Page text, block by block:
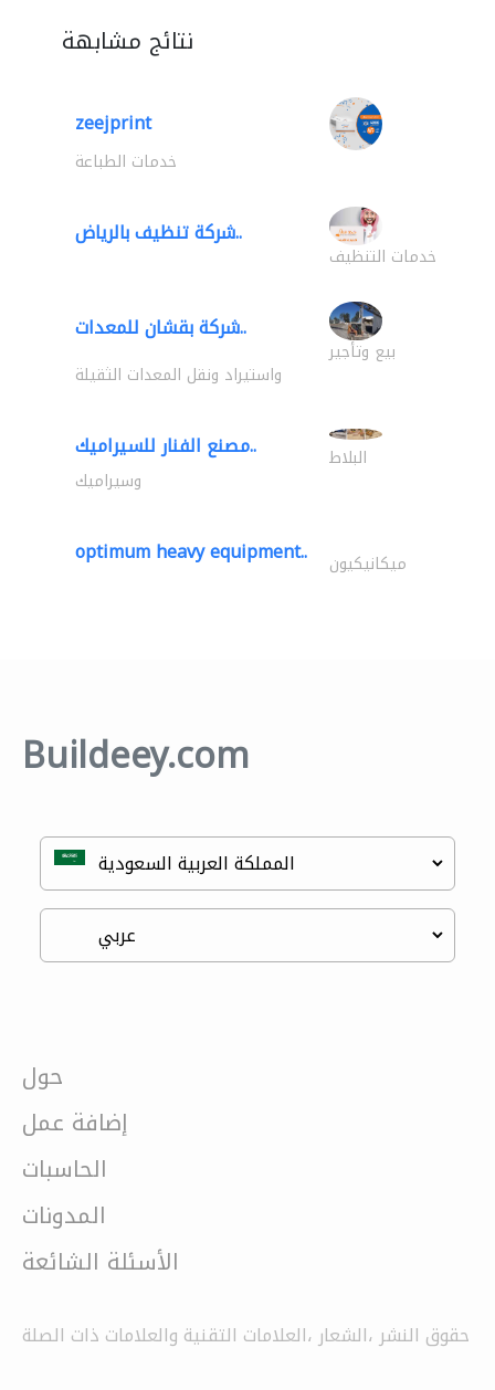
نتائج مشابهة
zeejprint
خدمات الطباعة
شركة تنظيف بالرياض..
خدمات التنظيف
شركة بقشان للمعدات..
بيع وتأجير
واستيراد ونقل المعدات الثقيلة
مصنع الفنار للسيراميك.. البلاط
وسيراميك
optimum heavy equipment.. ميكانيكيون
Buildeey.com
حول
إضافة عمل
الحاسبات
المدونات
الأسئلة الشائعة
حقوق النشر ،الشعار ،العلامات التقنية والعلامات ذات الصلة